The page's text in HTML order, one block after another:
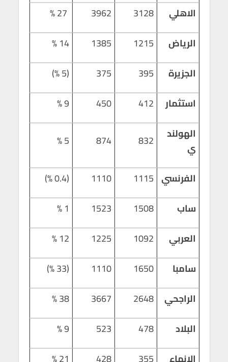
الاهلي 3128
3962
الرياض
1215
1385
14 %
الجزيرة
395
375
(5 %)
استثمار
412
450
9 %
الهولند
ي
832
874
5 %
الفرنسي 1115
1110
(0.4 %)
ساب
1508
1523
1 %
العربي
1092
1225
12 %
سامبا
1650
1110
(33 %)
الراجحي
2648
3667
38 %
البلاد
478
523
9 %
الإنماء
355
428
21 %